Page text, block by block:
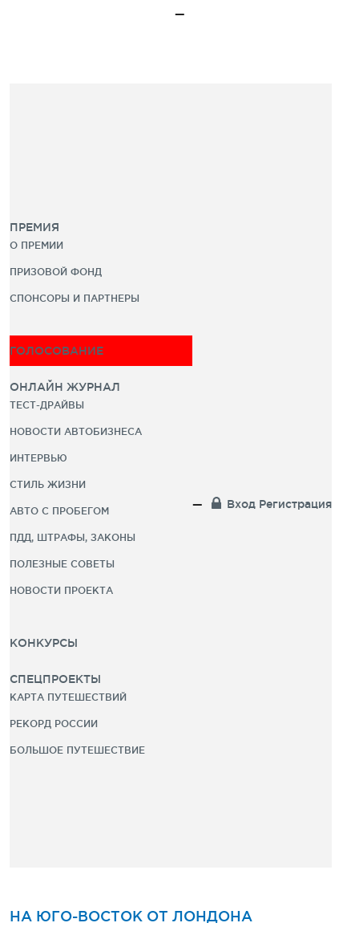
ПРЕМИЯ
О ПРЕМИИ
ПРИЗОВОЙ ФОНД
СПОНСОРЫ И ПАРТНЕРЫ
ГОЛОСОВАНИЕ
ОНЛАЙН ЖУРНАЛ
ТЕСТ-ДРАЙВЫ
НОВОСТИ АВТОБИЗНЕСА
ИНТЕРВЬЮ
СТИЛЬ ЖИЗНИ
АВТО С ПРОБЕГОМ
ПДД, ШТРАФЫ, ЗАКОНЫ
ПОЛЕЗНЫЕ СОВЕТЫ
НОВОСТИ ПРОЕКТА
КОНКУРСЫ
СПЕЦПРОЕКТЫ
КАРТА ПУТЕШЕСТВИЙ
РЕКОРД РОССИИ
БОЛЬШОЕ ПУТЕШЕСТВИЕ
Вход Регистрация
НА ЮГО-ВОСТОК ОТ ЛОНДОНА